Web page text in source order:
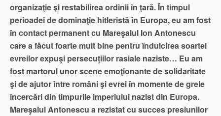
organizaţie şi restabilirea ordinii în ţară. În timpul
perioadei de dominaţie hitleristă în Europa, eu am fost
în contact permanent cu Mareşalul Ion Antonescu
care a făcut foarte mult bine pentru îndulcirea soartei
evreilor expuşi persecuţiilor rasiale naziste… Eu am
fost martorul unor scene emoţionante de solidaritate
şi de ajutor între români şi evrei în momente de grele
încercări din timpurile imperiului nazist din Europa.
Mareşalul Antonescu a rezistat cu succes presiunilor